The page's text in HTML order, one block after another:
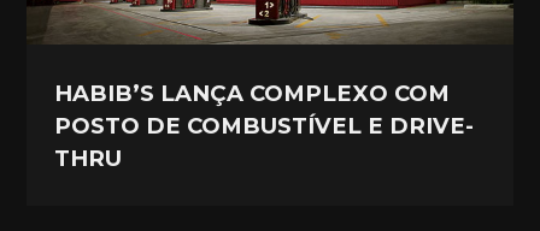
HABIB’S LANÇA COMPLEXO COM
POSTO DE COMBUSTÍVEL E DRIVE-
THRU